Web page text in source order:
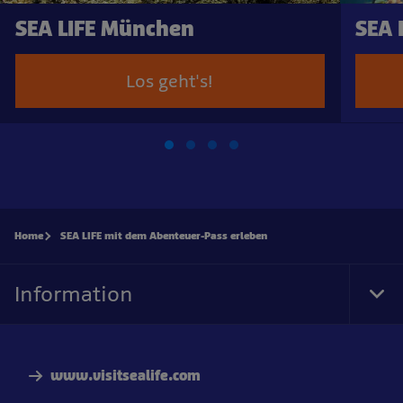
SEA LIFE München
Los geht's!
SEA
www.visitsealife.com
Home SEA LIFE mit dem Abenteuer-Pass erleben
Information